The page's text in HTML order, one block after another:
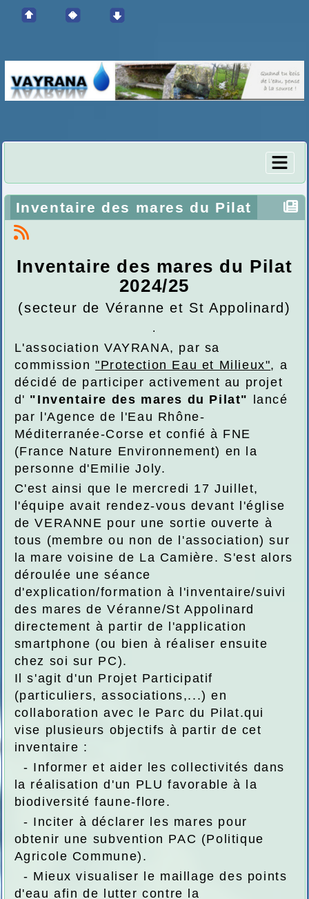
Inventaire des mares du Pilat
Inventaire des mares du Pilat
2024/25
(secteur de Véranne et St Appolinard)
.
L'association VAYRANA, par sa
commission"Protection Eau et Milieux", a
décidé de participer activement au projet
d' "Inventaire des mares du Pilat"
lancé
par l'Agence de l'Eau Rhône-
Méditerranée-Corse et confié à FNE
(France Nature Environnement) en la
personne d'Emilie Joly.
C'est ainsi que le mercredi 17 Juillet,
l'équipe avait rendez-vous devant l'église
de VERANNE pour une sortie ouverte à
tous (membre ou non de l'association) sur
la mare voisine de La Camière. S'est alors
déroulée une séance
d'explication/formation à l'inventaire/suivi
des mares de Véranne/St Appolinard
directement à partir de l'application
smartphone (ou bien à réaliser ensuite
chez soi sur PC).
Il s'agit d'un Projet Participatif
(particuliers, associations,...) en
collaboration avec le Parc du Pilat.qui
vise plusieurs objectifs à partir de cet
inventaire :
- Informer et aider les collectivités dans
la réalisation d'un PLU favorable à la
biodiversité faune-flore.
- Inciter à déclarer les mares pour
obtenir une subvention PAC (Politique
Agricole Commune).
- Mieux visualiser le maillage des points
d'eau afin de lutter contre la